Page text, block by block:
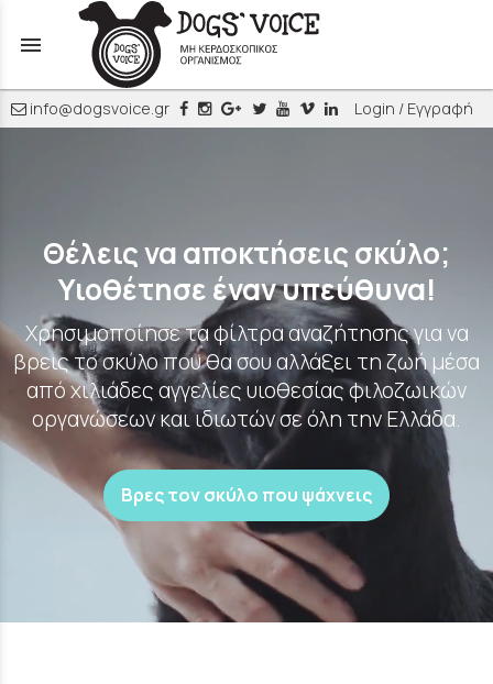
menu
info@dogsvoice.gr Login / Εγγραφή
Θέλεις να αποκτήσεις σκύλο;
Υιοθέτησε έναν υπεύθυνα!
Χρησιμοποίησε τα φίλτρα αναζήτησης για να
βρεις το σκύλο που θα σου αλλάξει τη ζωή μέσα
από χιλιάδες αγγελίες υιοθεσίας φιλοζωικών
οργανώσεων και ιδιωτών σε όλη την Ελλάδα.
Βρες τον σκύλο που ψάχνεις